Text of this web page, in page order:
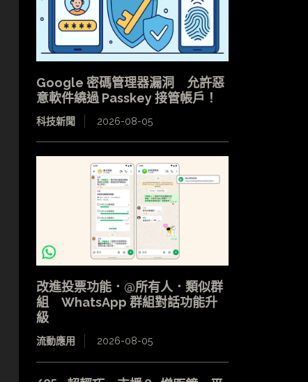
Google 密碼管理器漏洞 允許惡
意軟件繞過 Passkey 接管帳戶！
科技新聞 2026-08-05
改進投票功能．@所有人．類似群
組 WhatsApp 群組對話功能升
級
流動應用 2026-08-05